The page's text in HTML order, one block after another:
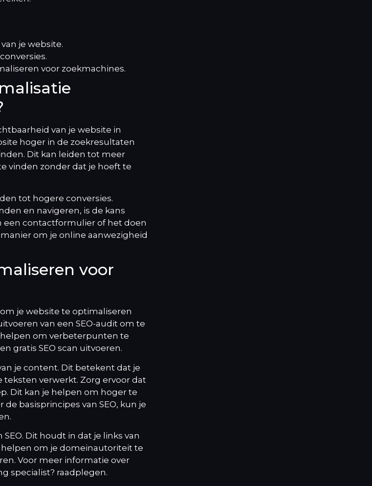
je website.
voor zoekmachines.
van je website in
hoger in de zoekresultaten
Dit kan leiden tot meer
vinden zonder dat je hoeft te
tot hogere conversies.
en navigeren, is de kans
een contactformulier of het doen
om je online aanwezigheid
voor
je website te optimaliseren
van een SEO-audit om te
om verbeterpunten te
gratis SEO scan uitvoeren.
je content. Dit betekent dat je
verwerkt. Zorg ervoor dat
Dit kan je helpen om hoger te
basisprincipes van SEO, kun je
Dit houdt in dat je links van
helpen om je domeinautoriteit te
Voor meer informatie over
specialist? raadplegen.